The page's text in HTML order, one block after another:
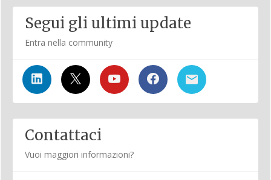
Segui gli ultimi update
Entra nella community
Contattaci
Vuoi maggiori informazioni?